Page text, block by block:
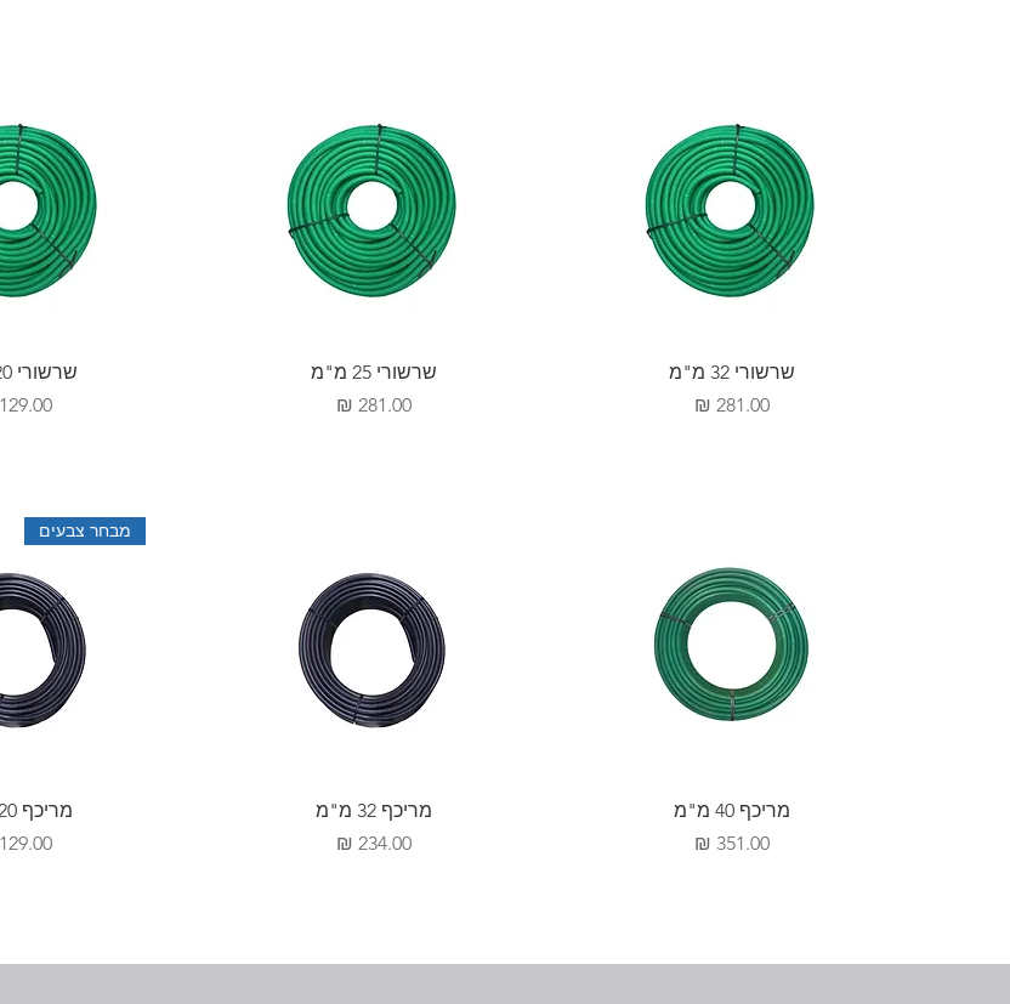
שרשורי 32 מ"מ
מחיר
שרשורי 25 מ"מ
מחיר‏281.00 ‏₪
שרשורי 20 מ"מ
מחיר
מריכף 40 מ"מ
מחיר
מריכף 32 מ"מ
מחיר‏234.00 ‏₪
מבחר צבעים
מריכף 20 מ"מ
מחיר